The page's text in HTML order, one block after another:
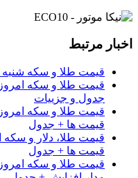
اخبار مرتبط
قیمت طلا و سکه شنبه 17 مرداد/ قیمت‌ها افزایشی
جدول و جزییات
قیمت ها + جدول
قیمت ها + جدول